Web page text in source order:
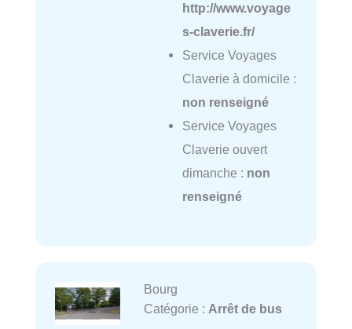
http://www.voyage
s-claverie.fr/
Service Voyages
Claverie à domicile :
non renseigné
Service Voyages
Claverie ouvert
dimanche : non
renseigné
Bourg
Catégorie : Arrêt de bus